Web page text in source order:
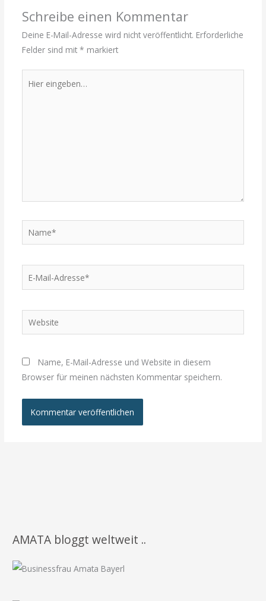
Schreibe einen Kommentar
Deine E-Mail-Adresse wird nicht veröffentlicht. Erforderliche
Felder sind mit * markiert
eingeben…
Name*
Mail-
Website
Name, E-Mail-Adresse und Website in diesem
Browser für meinen nächsten Kommentar speichern.
AMATA bloggt weltweit ..